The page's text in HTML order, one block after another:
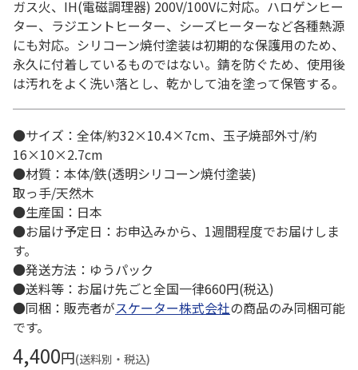
ガス火、IH(電磁調理器) 200V/100Vに対応。ハロゲンヒー
ター、ラジエントヒーター、シーズヒーターなど各種熱源
にも対応。シリコーン焼付塗装は初期的な保護用のため、
永久に付着しているものではない。錆を防ぐため、使用後
は汚れをよく洗い落とし、乾かして油を塗って保管する。
●サイズ：全体/約32×10.4×7cm、玉子焼部外寸/約
16×10×2.7cm
●材質：本体/鉄(透明シリコーン焼付塗装)
取っ手/天然木
●生産国：日本
●お届け予定日：お申込みから、1週間程度でお届けしま
す。
●発送方法：ゆうパック
●送料等：お届け先ごと全国一律660円(税込)
●同梱：販売者がスケーター株式会社の商品のみ同梱可能
です。
4,400円(送料別・税込)